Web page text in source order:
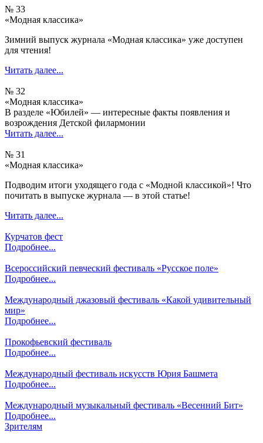
№ 33
«Модная классика»
Зимний выпуск журнала «Модная классика» уже доступен
для чтения!
Читать далее...
№ 32
«Модная классика»
В разделе «Юбилей» — интересные факты появления и
возрождения Детской филармонии
Читать далее...
№ 31
«Модная классика»
Подводим итоги уходящего года с «Модной классикой»! Что
почитать в выпуске журнала — в этой статье!
Читать далее...
Курчатов фест
Подробнее...
Всероссийский певческий фестиваль «Русское поле»
Подробнее...
Международный джазовый фестиваль «Какой удивительный
мир»
Подробнее...
Прокофьевский фестиваль
Подробнее...
Международный фестиваль искусств Юрия Башмета
Подробнее...
Международный музыкальный фестиваль «Весенний Бит»
Подробнее...
Зрителям